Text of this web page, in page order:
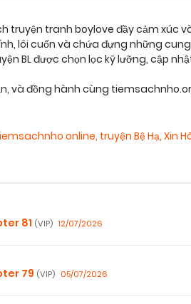
truyện tranh boylove đầy cảm xúc
lôi cuốn và chứa đựng những
BL được chọn lọc kỹ lưỡng, cập
và đồng hành cùng
online, truyện Bệ Hạ, Xin
81 (VIP) 12/07/2026
79 (VIP) 05/07/2026